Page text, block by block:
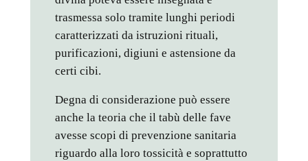
trasmessa solo tramite lunghi periodi
caratterizzati da istruzioni rituali,
purificazioni, digiuni e astensione da
certi cibi.
Degna di considerazione può essere
anche la teoria che il tabù delle fave
avesse scopi di prevenzione sanitaria
riguardo alla loro tossicità e soprattutto